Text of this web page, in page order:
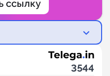
ссылку
3544